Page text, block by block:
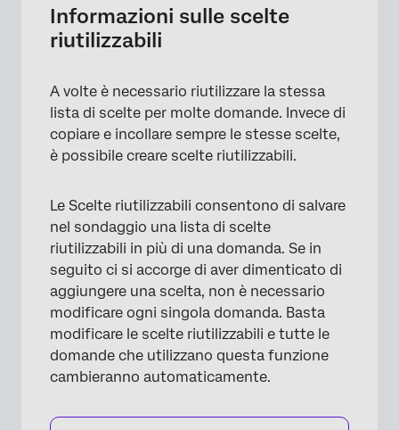
Compatibilità del tipo di progetto
Creazione manuale di scelte riutilizzabili
Formattazione di Scelte riutilizzabili
SCELTA DI NASCONDERE
Aggiunta di Scelte riutilizzabili a una
domanda
Filtro delle Scelte riutilizzabili
Compatibilità del tipo di domanda
Informazioni sulle scelte
riutilizzabili
A volte è necessario riutilizzare la stessa
lista di scelte per molte domande. Invece di
copiare e incollare sempre le stesse scelte,
è possibile creare scelte riutilizzabili.
Le Scelte riutilizzabili consentono di salvare
nel sondaggio una lista di scelte
riutilizzabili in più di una domanda. Se in
seguito ci si accorge di aver dimenticato di
aggiungere una scelta, non è necessario
modificare ogni singola domanda. Basta
modificare le scelte riutilizzabili e tutte le
domande che utilizzano questa funzione
cambieranno automaticamente.